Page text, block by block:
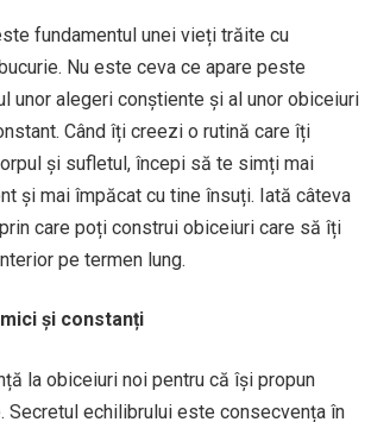
fundamentul unei vieți trăite cu
Nu este ceva ce apare peste
unor alegeri conștiente și al unor obiceiuri
Când îți creezi o rutină care îți
și sufletul, începi să te simți mai
și mai împăcat cu tine însuți. Iată câteva
care poți construi obiceiuri care să îți
pe termen lung.
și constanți
la obiceiuri noi pentru că își propun
Secretul echilibrului este consecvența în